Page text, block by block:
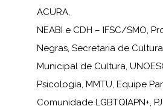
ACURA,
NEABI e CDH – IFSC/SMO,
Negras, Secretaria de
Municipal de Cultura,
Psicologia, MMTU, Equipe
Comunidade LGBTQIAPN+,